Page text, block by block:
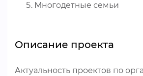
Многодетные семьи
Описание проекта
Актуальность проектов по